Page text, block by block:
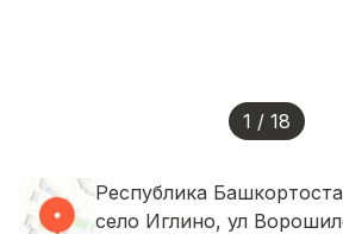
1 / 18
Республика
село Иглино, ул